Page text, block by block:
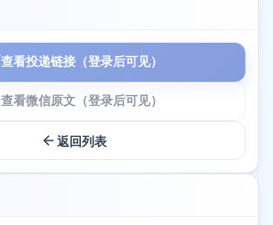
查看投递链接（登录后可见）
查看微信原文（登录后可见）
返回列表